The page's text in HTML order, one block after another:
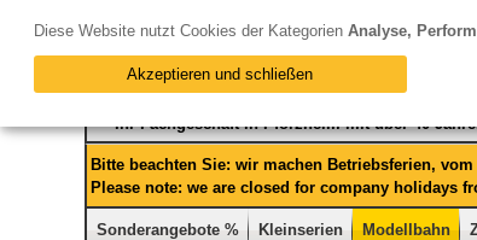
Ihr Fachgeschäft in Pforzheim mit über 40
Bitte beachten Sie: wir machen Betriebsferien,
Please note: we are closed for company holidays
Sonderangebote % Kleinserien Modellbahn
Diese Website nutzt Cookies der Kategorien Analyse,
Akzeptieren und schließen